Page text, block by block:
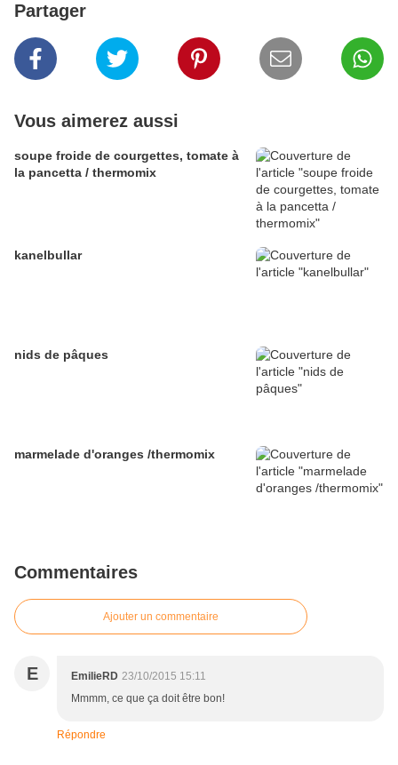
Partager
Vous aimerez aussi
soupe froide de courgettes, tomate à
la pancetta / thermomix
kanelbullar
nids de pâques
marmelade d'oranges /thermomix
Commentaires
Ajouter un commentaire
E EmilieRD 23/10/2015 15:11
Mmmm, ce que ça doit être bon!
Répondre